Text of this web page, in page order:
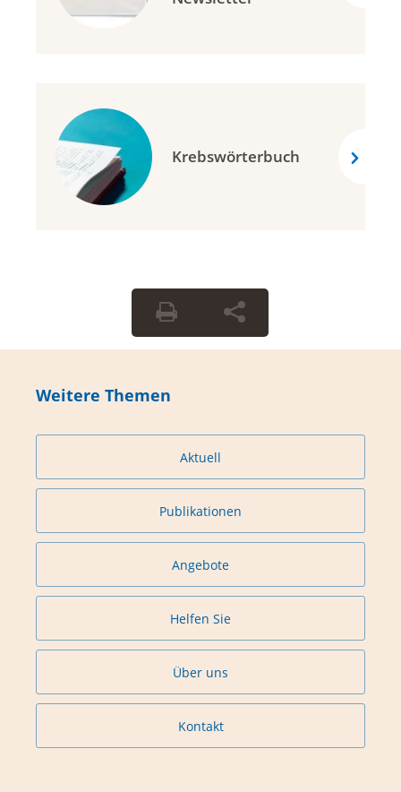
Krebswörterbuch
Weitere Themen
Aktuell
Publikationen
Angebote
Helfen Sie
Über uns
Kontakt